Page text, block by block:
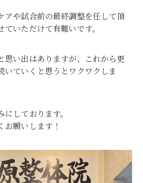
アや試合前の最終調整を任して頂
いただけて有難いです。
思い出はありますが、これから更
いていくと思うとワクワクしま
しております。
願いします！